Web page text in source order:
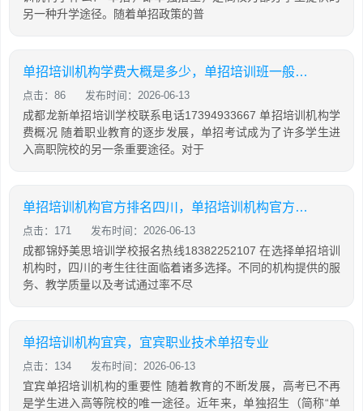
另一种升学途径。随着单招政策的普
单招培训机构学费大概是多少，单招培训班一般多少钱
点击：86 发布时间：2026-06-13
成都龙新单招培训学校联系电话17394933667 单招培训机构学
费概况 随着职业教育的逐步发展，单招考试成为了许多学生进
入高职院校的另一条重要途径。对于
单招培训机构官方排名四川，单招培训机构官方排名四川有哪些
点击：171 发布时间：2026-06-13
成都锦妤美思培训学校报名热线18382252107 在选择单招培训
机构时，四川的考生往往面临着诸多选择。不同的机构提供的服
务、教学质量以及考试通过率不尽
单招培训机构宜宾，宜宾职业技术单招专业
点击：134 发布时间：2026-06-13
宜宾单招培训机构的重要性 随着教育的不断发展，高考已不再
是学生进入高等院校的唯一途径。近年来，单独招生（简称“单